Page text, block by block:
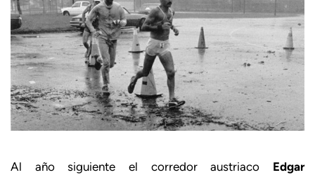
Al año siguiente el corredor austriaco Edgar